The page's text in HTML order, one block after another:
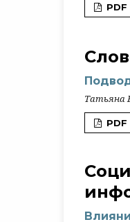
PDF
Татьяна
PDF